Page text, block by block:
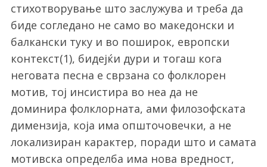
стихотворување што заслужува и треба да
биде согледано не само во македонски и
балкански туку и во поширок, европски
контекст(1), бидејќи дури и тогаш кога
неговата песна е сврзана со фолклорен
мотив, тој инсистира во неа да не
доминира фолклорната, ами филозофската
димензија, која има општочовечки, а не
локализиран карактер, поради што и самата
мотивска определба има нова вредност,